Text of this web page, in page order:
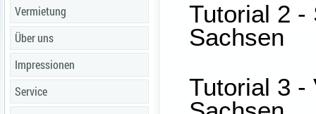
Vermietung
Über uns
Impressionen
Service
Tutorial 2 -
Sachsen
Tutorial 3 -